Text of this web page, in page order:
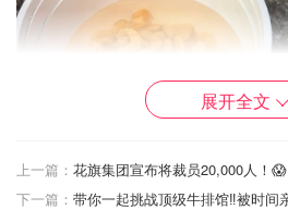
展开全文
上一篇： 花旗集团宣布将裁员20,000人！😱
下一篇：